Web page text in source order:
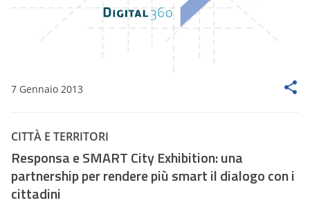
7 Gennaio 2013
CITTÀ E TERRITORI
Responsa e SMART City Exhibition: una
partnership per rendere più smart il dialogo con i
cittadini